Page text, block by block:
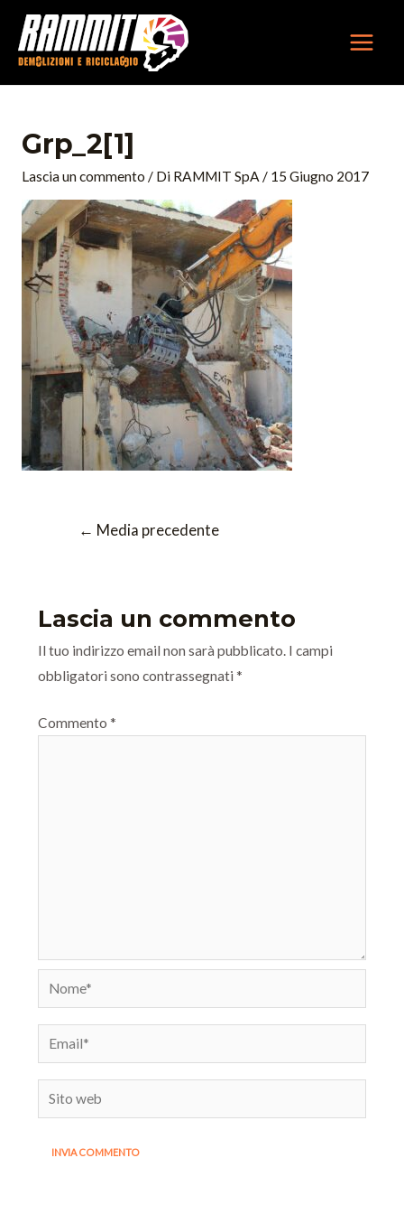
contenuto
Grp_2[1]
Lascia un commento / Di RAMMIT SpA / 15 Giugno 2017
← Media precedente
Lascia un commento
Il tuo indirizzo email non sarà pubblicato. I campi
obbligatori sono contrassegnati *
Commento *
Nome*
Email*
Sito
web